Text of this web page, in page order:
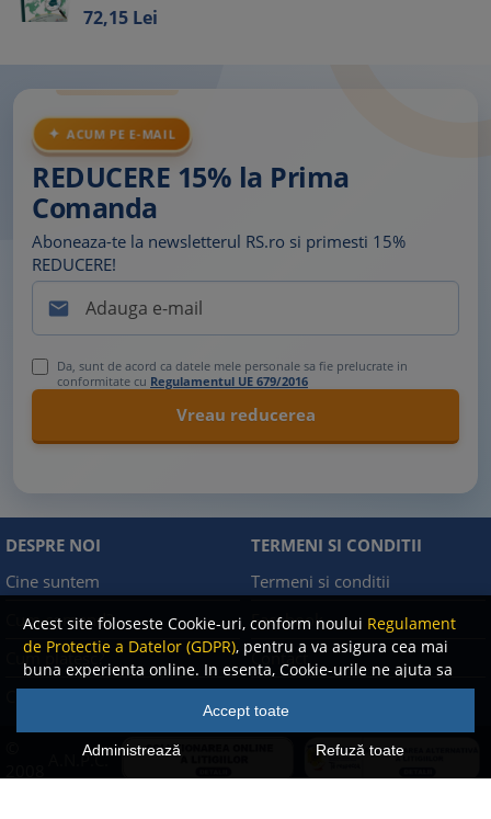
Acest site foloseste Cookie-uri, conform noului Regulament
de Protectie a Datelor (GDPR), pentru a va asigura cea mai
buna experienta online. In esenta, Cookie-urile ne ajuta sa
imbunatatim continutul de pe site, oferindu-va dvs.,
cititorul, o experienta online personalizata si mult mai
rapida. Ele sunt folosite doar de site-ul nostru si partenerii
nostri de incredere. Click
pentru detalii despre politica
de Cookie-uri.
Accept toate
Administrează Refuză toate
72,15 Lei
ACUM PE E-MAIL
REDUCERE 15% la Prima
Comanda
Aboneaza-te la newsletterul RS.ro si primesti 15%
REDUCERE!

Da, sunt de acord ca datele mele personale sa fie prelucrate in
conformitate cu Regulamentul UE 679/2016
DESPRE NOI
Cine suntem
Cum comand?
Cum platesc?
TERMENI SI CONDITII
Termeni si conditii
Facebook
Contact
A.N.P.C.